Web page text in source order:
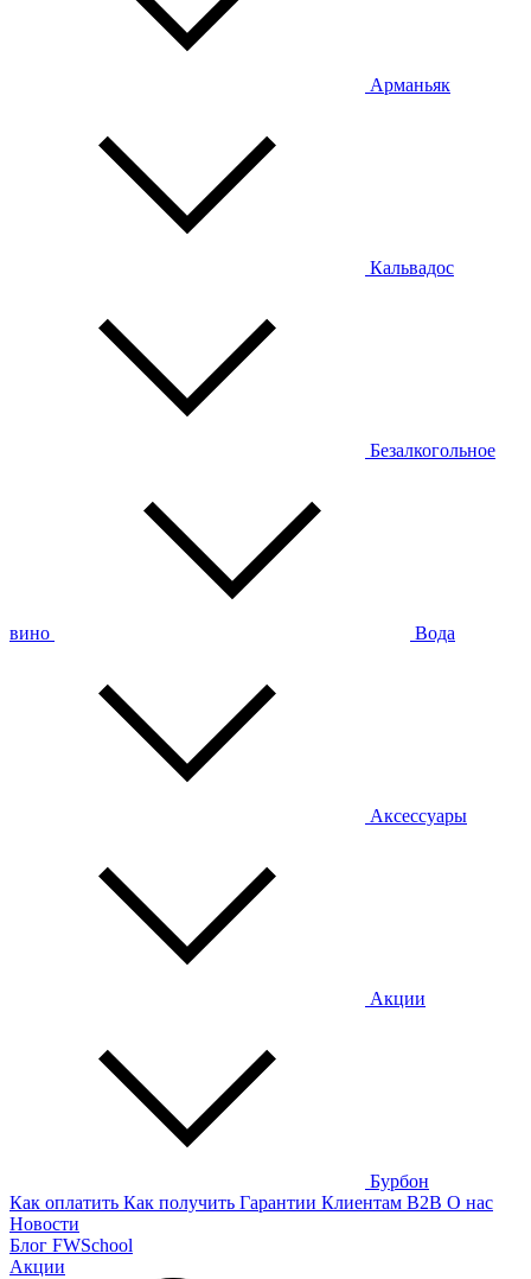
Арманьяк
Кальвадос
Безалкогольное
вино Вода
Аксессуары
Акции
Бурбон
Как оплатить Как получить Гарантии Клиентам B2B О нас
Новости
Блог FWSchool
Акции